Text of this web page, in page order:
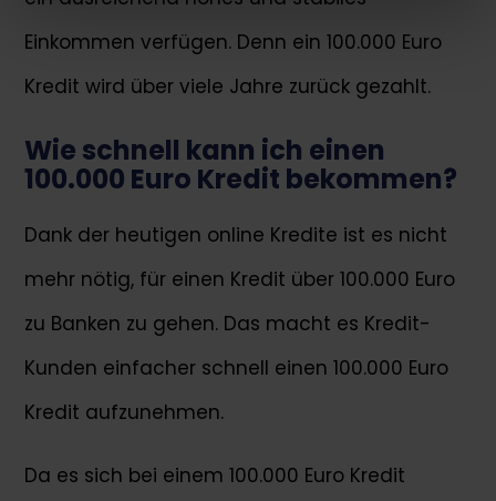
Einkommen verfügen. Denn ein 100.000 Euro
Kredit wird über viele Jahre zurück gezahlt.
Wie schnell kann ich einen
100.000 Euro Kredit bekommen?
Dank der heutigen online Kredite ist es nicht
mehr nötig, für einen Kredit über 100.000 Euro
zu Banken zu gehen. Das macht es Kredit-
Kunden einfacher schnell einen 100.000 Euro
Kredit aufzunehmen.
Da es sich bei einem 100.000 Euro Kredit